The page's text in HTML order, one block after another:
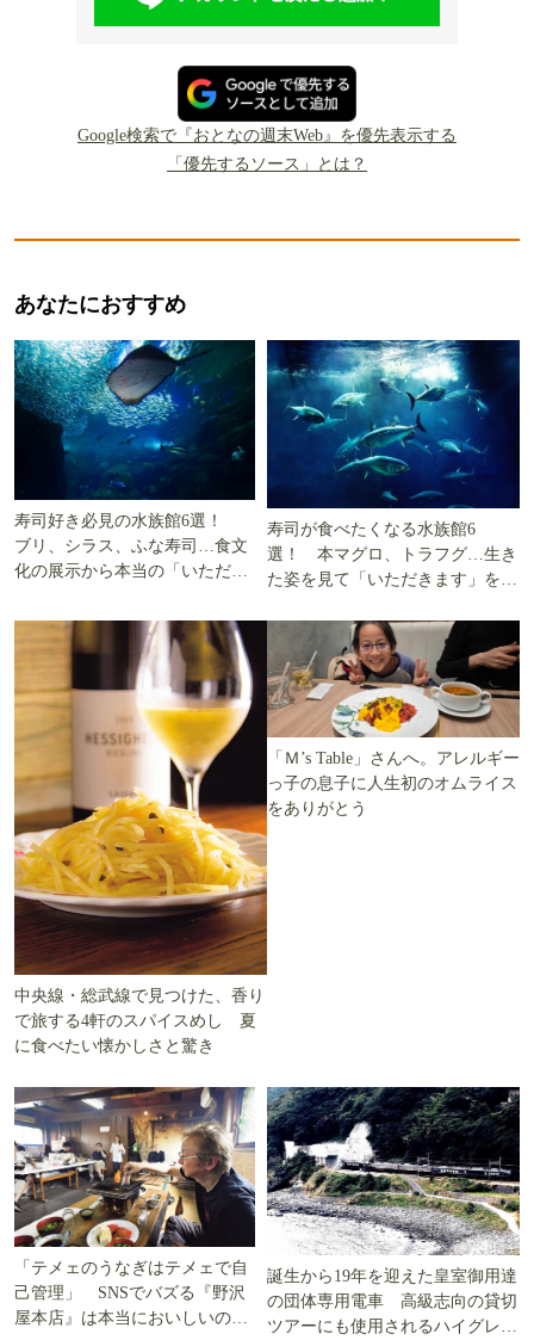
Google検索で『おとなの週末Web』を優先表示する
「優先するソース」とは？
あなたにおすすめ
寿司好き必見の水族館6選！
ブリ、シラス、ふな寿司…食文
化の展示から本当の「いただき
寿司が食べたくなる水族館6
選！ 本マグロ、トラフグ…生き
た姿を見て「いただきます」を考
中央線・総武線で見つけた、香り
で旅する4軒のスパイスめし 夏
に食べたい懐かしさと驚き
「Ｍ’s Table」さんへ。アレルギー
っ子の息子に人生初のオムライス
をありがとう
「テメェのうなぎはテメェで自
己管理」 SNSでバズる『野沢
屋本店』は本当においしいの
誕生から19年を迎えた皇室御用達
の団体専用電車 高級志向の貸切
ツアーにも使用されるハイグレー